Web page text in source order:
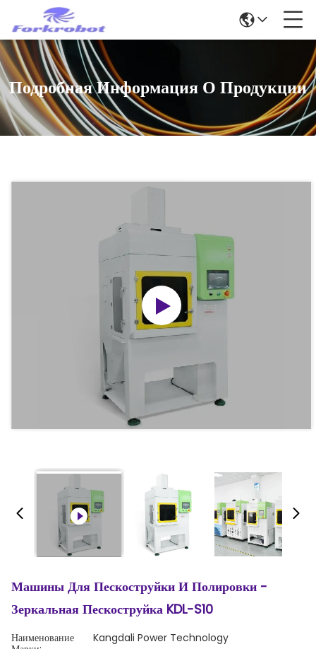
Подробная Информация О Продукции
Машины Для Пескоструйки И Полировки -
Зеркальная Пескоструйка KDL-S10
Наименование
Kangdali Power Technology